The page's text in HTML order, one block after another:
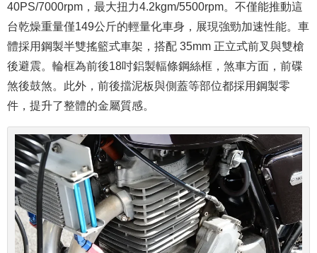
40PS/7000rpm，最大扭力4.2kgm/5500rpm。不僅能推動這
台乾燥重量僅149公斤的輕量化車身，展現強勁加速性能。車
體採用鋼製半雙搖籃式車架，搭配 35mm 正立式前叉與雙槍
後避震。輪框為前後18吋鋁製輻條鋼絲框，煞車方面，前碟
煞後鼓煞。此外，前後擋泥板與側蓋等部位都採用鋼製零
件，提升了整體的金屬質感。